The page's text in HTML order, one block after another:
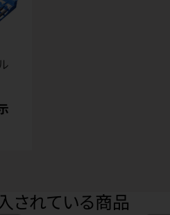
されている商品